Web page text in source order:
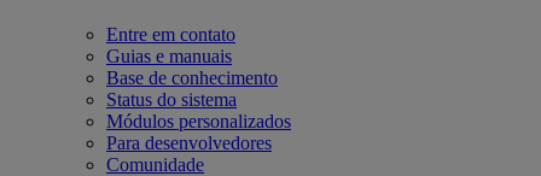
Entre em contato
Guias e manuais
Base de conhecimento
Status do sistema
Módulos personalizados
Para desenvolvedores
Comunidade